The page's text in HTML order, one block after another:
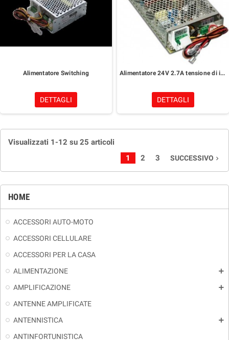
HOME
ACCESSORI AUTO-MOTO
ACCESSORI CELLULARE
ACCESSORI PER LA CASA
ALIMENTAZIONE
add
AMPLIFICAZIONE add
ANTENNE AMPLIFICATE
ANTENNISTICA
add
ANTINFORTUNISTICA
Alimentatore Switching
DETTAGLI
Alimentatore 24V 2.7A tensione di ingresso a range esteso
DETTAGLI
Visualizzati 1-12 su 25 articoli
1
2 3 SUCCESSIVO navigate_next